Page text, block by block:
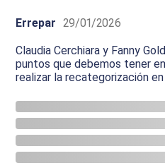
Errepar 29/01/2026
Claudia Cerchiara y Fanny
puntos que debemos tener
realizar la recategorización